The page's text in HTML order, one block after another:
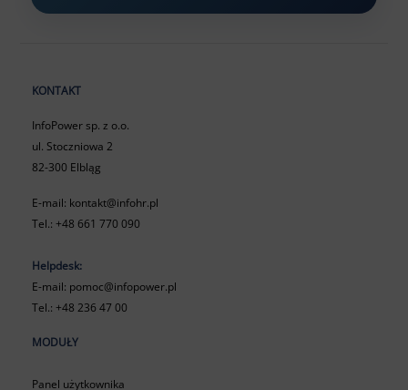
KONTAKT
InfoPower sp. z o.o.
ul. Stoczniowa 2
82-300 Elbląg
E-mail: kontakt@infohr.pl
Tel.:+48 661 770 090
Helpdesk:
E-mail: pomoc@infopower.pl
Tel.:+48 236 47 00
MODUŁY
Panel użytkownika